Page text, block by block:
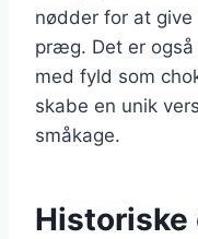
nødder for at
præg. Det er
med fyld som
skabe en unik
småkage.
Historiske